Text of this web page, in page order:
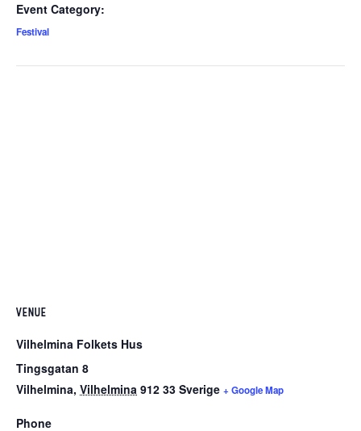
Event Category:
Festival
VENUE
Vilhelmina Folkets Hus
Tingsgatan 8
Vilhelmina, Vilhelmina 912 33 Sverige + Google Map
Phone